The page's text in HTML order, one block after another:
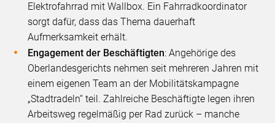
Elektrofahrrad mit Wallbox. Ein Fahrradkoordinator
sorgt dafür, dass das Thema dauerhaft
Aufmerksamkeit erhält.
Engagement der Beschäftigten: Angehörige des
Oberlandesgerichts nehmen seit mehreren Jahren mit
einem eigenen Team an der Mobilitätskampagne
„Stadtradeln“ teil. Zahlreiche Beschäftigte legen ihren
Arbeitsweg regelmäßig per Rad zurück – manche